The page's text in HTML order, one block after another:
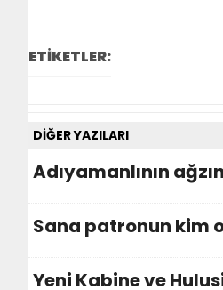
ETİKETLER:
DİĞER YAZILARI
Adıyamanlının
Sana patronun kim
Yeni Kabine ve